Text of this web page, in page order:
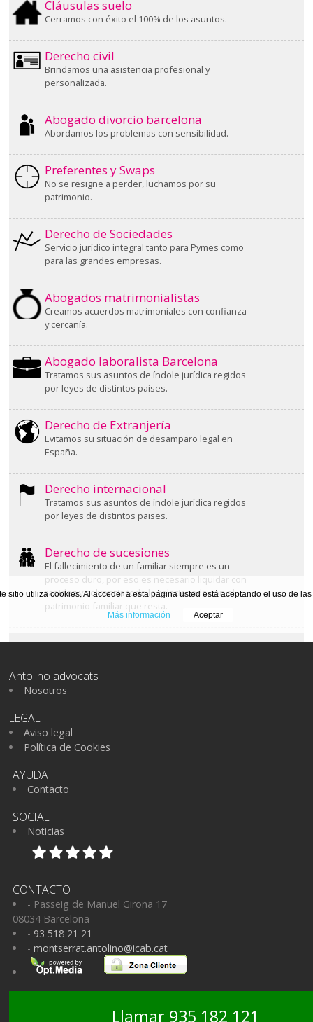
Cláusulas suelo
Cerramos con éxito el 100% de los asuntos.
Derecho civil
Brindamos una asistencia profesional y
personalizada.
Abogado divorcio barcelona
Abordamos los problemas con sensibilidad.
Preferentes y Swaps
No se resigne a perder, luchamos por su
patrimonio.
Derecho de Sociedades
Servicio jurídico integral tanto para Pymes como
para las grandes empresas.
Abogados matrimonialistas
Creamos acuerdos matrimoniales con confianza
y cercanía.
Abogado laboralista Barcelona
Tratamos sus asuntos de índole jurídica regidos
por leyes de distintos paises.
Derecho de Extranjería
Evitamos su situación de desamparo legal en
España.
Derecho internacional
Tratamos sus asuntos de índole jurídica regidos
por leyes de distintos paises.
Derecho de sucesiones
El fallecimiento de un familiar siempre es un
proceso duro, por eso es necesario liquidar con
rapidez y solvencia todo lo relacionado con el
patrimonio familiar que resta.
Antolino advocats
Nosotros
LEGAL
Aviso legal
Política de Cookies
AYUDA
Contacto
SOCIAL
Noticias
CONTACTO
- Passeig de Manuel Girona 17
08034 Barcelona
- 93 518 21 21
- montserrat.antolino@icab.cat
Llamar 935 182 121
sitio utiliza cookies. Al acceder a esta página usted está aceptando el uso de las
Más información Aceptar